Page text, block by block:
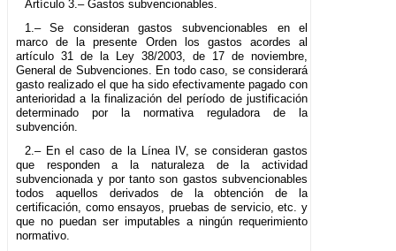
Artículo 3.– Gastos subvencionables.
1.– Se consideran gastos subvencionables en el
marco de la presente Orden los gastos acordes al
artículo 31 de la Ley 38/2003, de 17 de noviembre,
General de Subvenciones. En todo caso, se considerará
gasto realizado el que ha sido efectivamente pagado con
anterioridad a la finalización del período de justificación
determinado por la normativa reguladora de la
subvención.
2.– En el caso de la Línea IV, se consideran gastos
que responden a la naturaleza de la actividad
subvencionada y por tanto son gastos subvencionables
todos aquellos derivados de la obtención de la
certificación, como ensayos, pruebas de servicio, etc. y
que no puedan ser imputables a ningún requerimiento
normativo.